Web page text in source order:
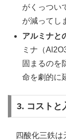
がくっつい
が減ってし
アルミナと
ミナ（
固まるのを
命を劇的に
3. コストと
四酸化三鉄は